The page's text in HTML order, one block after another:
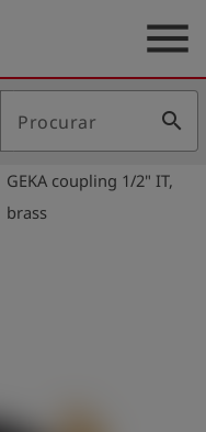
menu
Procurar search
GEKA coupling 1/2" IT,
brass